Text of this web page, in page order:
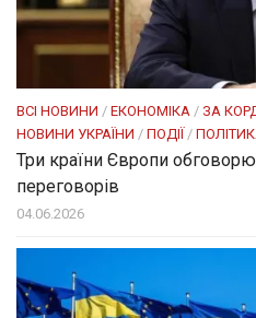
ВСІ НОВИНИ / ЕКОНОМІКА / ЗА
НОВИНИ УКРАЇНИ / ПОДІЇ /
Три країни Європи
переговорів
04.06.2026